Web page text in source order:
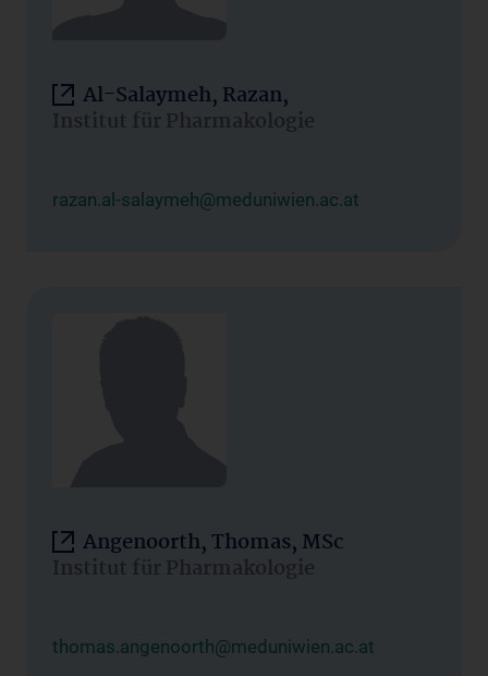
Al-Salaymeh, Razan,
Institut für Pharmakologie
razan.al-salaymeh@meduniwien.ac.at
Angenoorth, Thomas, MSc
Institut für Pharmakologie
thomas.angenoorth@meduniwien.ac.at